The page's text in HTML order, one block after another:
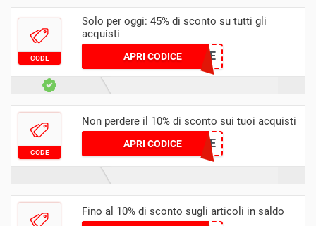
CODE
Solo per oggi: 45% di sconto su tutti gli
acquisti
APRI CODICE SAVEE
CODE
Non perdere il 10% di sconto sui tuoi acquisti
APRI CODICEBULKFRIE
Fino al 10% di sconto sugli articoli in saldo